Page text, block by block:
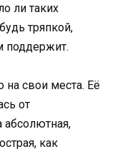
ли таких
тряпкой,
поддержит.
на свои места. Её
от
абсолютная,
как